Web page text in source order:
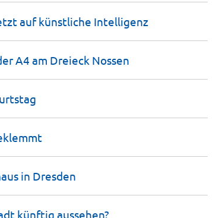
auf künstliche Intelligenz
A4 am Dreieck Nossen
in Dresden
künftig aussehen?